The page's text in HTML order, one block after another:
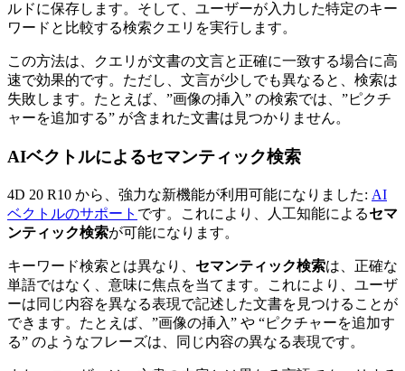
ルドに保存します。そして、ユーザーが入力した特定のキー
ワードと比較する検索クエリを実行します。
この方法は、クエリが文書の文言と正確に一致する場合に高
速で効果的です。ただし、文言が少しでも異なると、検索は
失敗します。たとえば、”画像の挿入” の検索では、”ピクチ
ャーを追加する” が含まれた文書は見つかりません。
AIベクトルによるセマンティック検索
4D 20 R10 から、強力な新機能が利用可能になりました: AI
ベクトルのサポート です。これにより、人工知能によるセマ
ンティック検索が可能になります。
キーワード検索とは異なり、 セマンティック検索は、正確な
単語ではなく、意味に焦点を当てます。これにより、ユーザ
ーは同じ内容を異なる表現で記述した文書を見つけることが
できます。たとえば、”画像の挿入” や “ピクチャーを追加す
る” のようなフレーズは、同じ内容の異なる表現です。